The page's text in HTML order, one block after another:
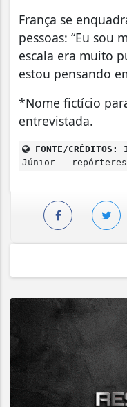
França se
pessoas: “Eu sou
escala era muito
estou pensando
*Nome fictício
entrevistada.
FONTE/CRÉDITOS:
Júnior -